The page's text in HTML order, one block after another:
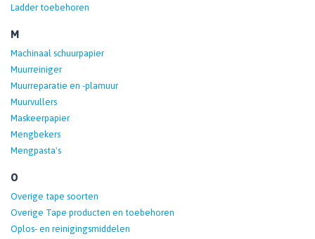
Ladder toebehoren
M
Machinaal schuurpapier
Muurreiniger
Muurreparatie en -plamuur
Muurvullers
Maskeerpapier
Mengbekers
Mengpasta's
O
Overige tape soorten
Overige Tape producten en toebehoren
Oplos- en reinigingsmiddelen